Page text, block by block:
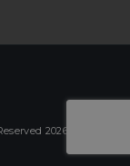
2026